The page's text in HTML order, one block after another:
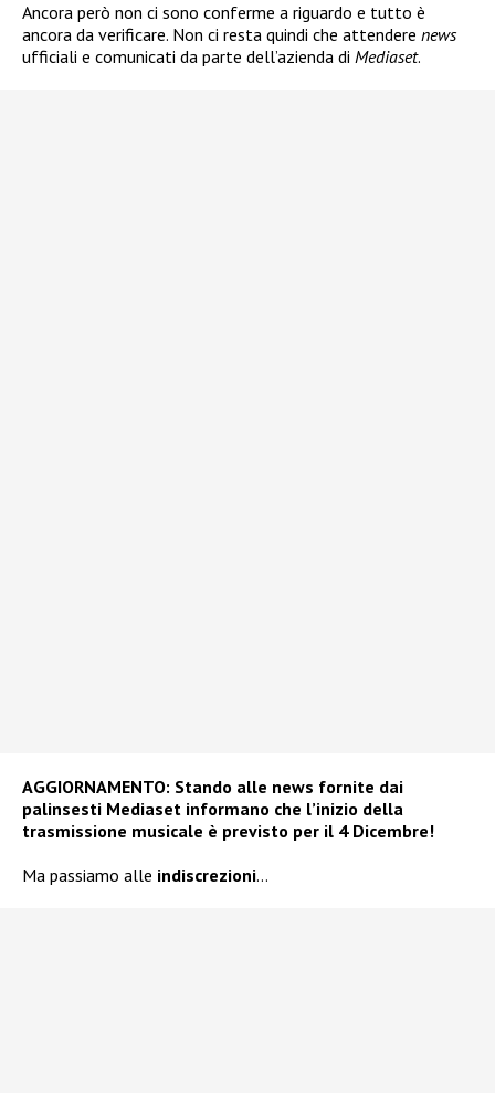
Ancora però non ci sono conferme a riguardo e tutto è
ancora da verificare. Non ci resta quindi che attendere news
ufficiali e comunicati da parte dell’azienda di Mediaset.
AGGIORNAMENTO: Stando alle news fornite dai
palinsesti Mediaset informano che l’inizio della
trasmissione musicale è previsto per il 4 Dicembre!
Ma passiamo alle indiscrezioni…